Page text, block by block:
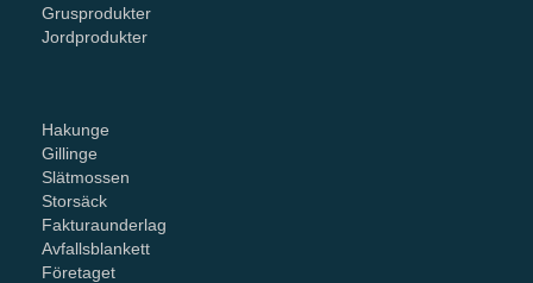
Grusprodukter
Jordprodukter
Hakunge
Gillinge
Slätmossen
Storsäck
Fakturaunderlag
Avfallsblankett
Företaget